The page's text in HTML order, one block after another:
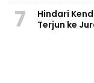
7
Hindari
Terjun ke